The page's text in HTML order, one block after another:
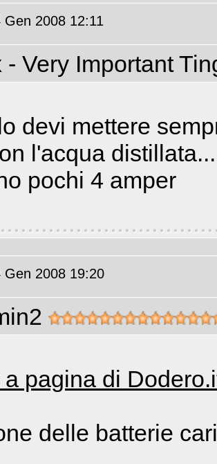
Gen 2008 12:11
- Very Important
devi mettere
l'acqua
pochi 4 amper
Gen 2008 19:20
a pagina di
delle batterie